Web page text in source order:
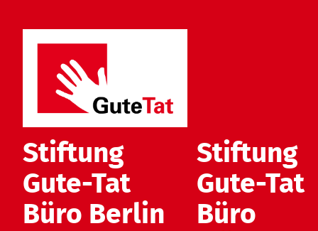
Stiftung
Gute-Tat
Büro Berlin
Stiftung
Gute-Tat
Büro